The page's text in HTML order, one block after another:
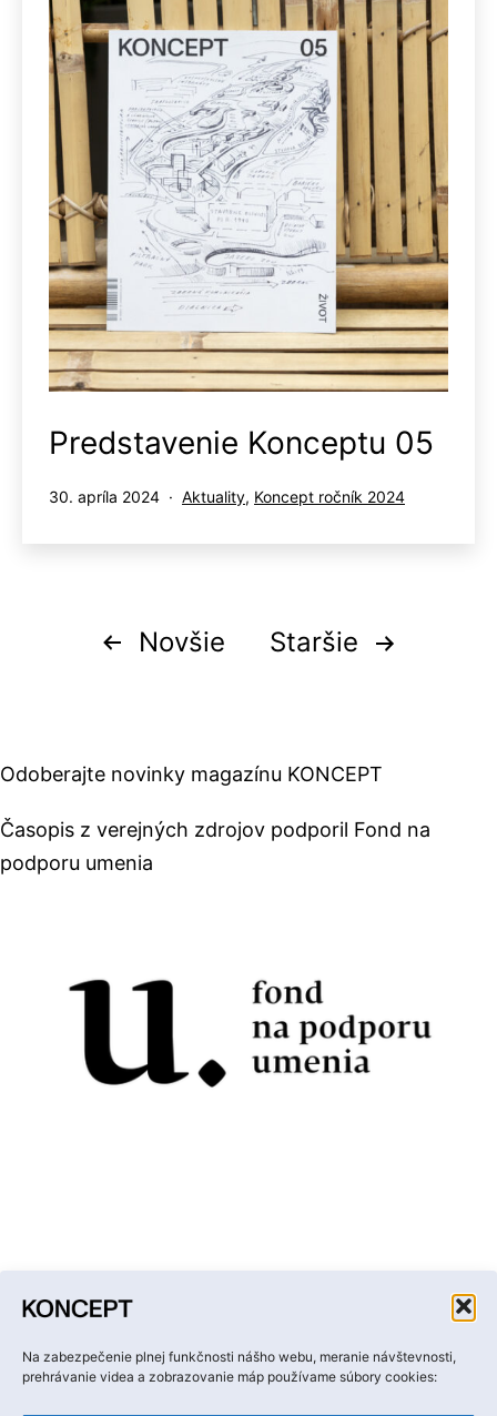
Na zabezpečenie plnej funkčnosti nášho webu, meranie návštevnosti,
prehrávanie videa a zobrazovanie máp používame súbory cookies:
Predstavenie Konceptu 05
Publikované
30. apríla 2024
Kategorizované
Aktuality, Koncept ročník 2024
Stránkovanie
Novšie Staršie
Odoberajte novinky magazínu KONCEPT
Časopis z verejných zdrojov podporil Fond na
podporu umenia